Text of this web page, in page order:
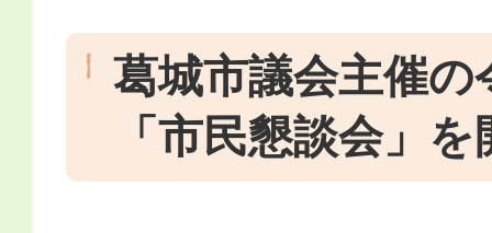
葛城市議会主催の
「市民懇談会」